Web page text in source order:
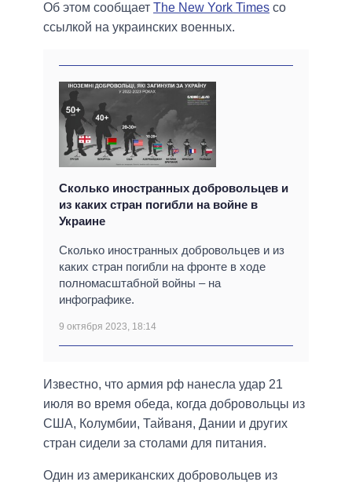
Об этом сообщает The New York Times со
ссылкой на украинских военных.
Сколько иностранных добровольцев и
из каких стран погибли на войне в
Украине
Сколько иностранных добровольцев и из
каких стран погибли на фронте в ходе
полномасштабной войны – на
инфографике.
9 октября 2023, 18:14
Известно, что армия рф нанесла удар 21
июля во время обеда, когда добровольцы из
США, Колумбии, Тайваня, Дании и других
стран сидели за столами для питания.
Один из американских добровольцев из